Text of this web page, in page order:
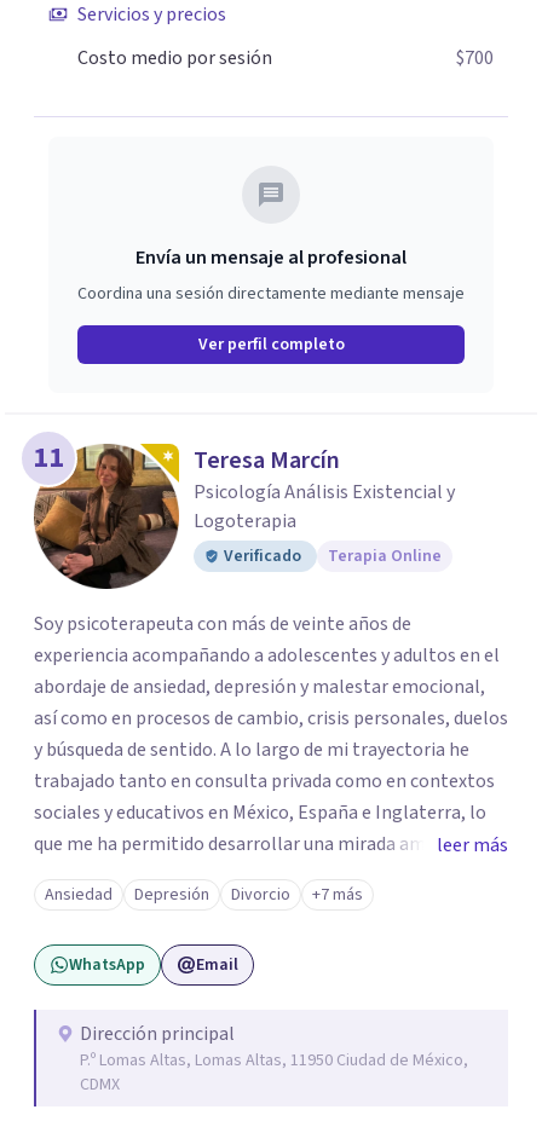
vida; pero también sé, que puedes manejar lo que sientes,
transformarlo y reinventarte. La ansiedad puede
experiencia ¿Cómo es ser tú?
Servicios y precios
Costo medio por sesión
$700
Envía un mensaje al profesional
Coordina una sesión directamente mediante mensaje
Ver perfil completo
11 Teresa Marcín
Psicología Análisis Existencial y
Logoterapia
Verificado Terapia Online
Soy psicoterapeuta con más de veinte años de
experiencia acompañando a adolescentes y adultos en el
abordaje de ansiedad, depresión y malestar emocional,
así como en procesos de cambio, crisis personales, duelos
y búsqueda de sentido. A lo largo de mi trayectoria he
trabajado tanto en consulta privada como en contextos
sociales y educativos en México, España e Inglaterra, lo
que me ha permitido desarrollar una mirada amplia,
sensible y profundamente humana del sufrimiento
psicológico. Trabajo desde un enfoque integral que
combina la Psicología Existencial, la Logoterapia, el
Análisis Conductual y la Terapia Dialéctico Conductual.
a personas que atraviesan ansiedad persistente, estados
depresivos, agotamiento emocional, pensamientos
negativos recurrentes o dificultades para regular sus
leer más
Ansiedad Depresión Divorcio +7 más
WhatsApp Email
Dirección principal
P.º Lomas Altas, Lomas Altas, 11950 Ciudad de México,
CDMX